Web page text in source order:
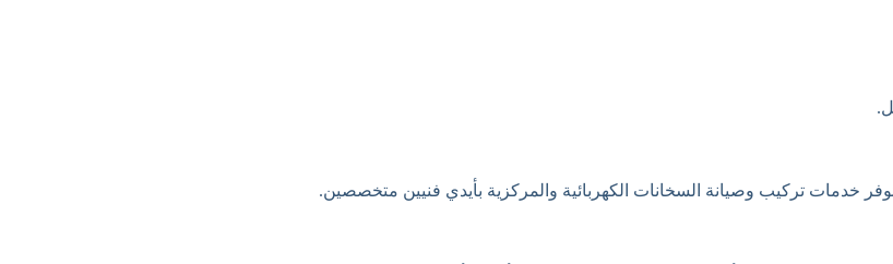
خدمات تركيب وصيانة السخانات الكهربائية والمركزية بأيدي فنيين متخصصين.